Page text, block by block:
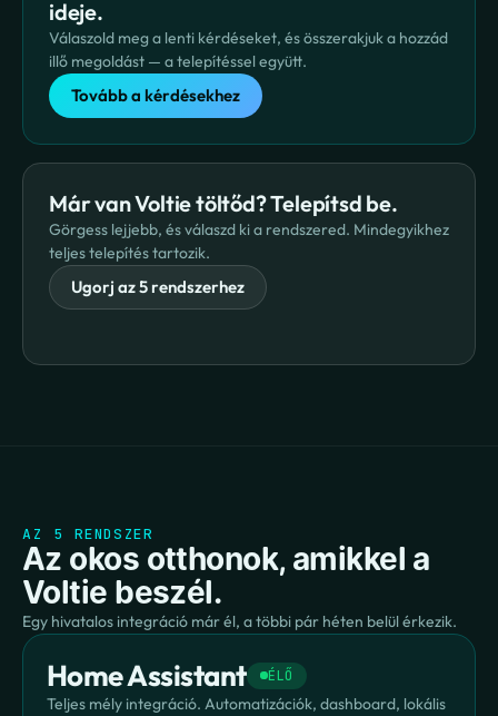
ideje.
Válaszold meg a lenti kérdéseket, és összerakjuk a hozzád
illő megoldást — a telepítéssel együtt.
Tovább a kérdésekhez
Már van Voltie töltőd? Telepítsd be.
Görgess lejjebb, és válaszd ki a rendszered. Mindegyikhez
teljes telepítés tartozik.
Ugorj az 5 rendszerhez
AZ 5 RENDSZER
Az okos otthonok, amikkel a
Voltie beszél.
Egy hivatalos integráció már él, a többi pár héten belül érkezik.
Home Assistant ÉLŐ
Teljes mély integráció. Automatizációk, dashboard, lokális